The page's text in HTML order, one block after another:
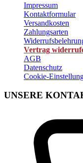
Impressum
Kontaktformular
Versandkosten
Zahlungsarten
Vertrag
AGB
Datenschutz
Cookie-
UNSERE